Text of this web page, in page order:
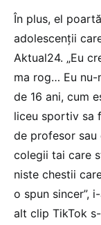
În plus, el
adolescenții
Aktual24. „Eu
ma rog… Eu
de 16 ani, cum
liceu sportiv sa
de profesor
colegii tai care
niste chestii
o spun sincer”,
alt clip TikTok